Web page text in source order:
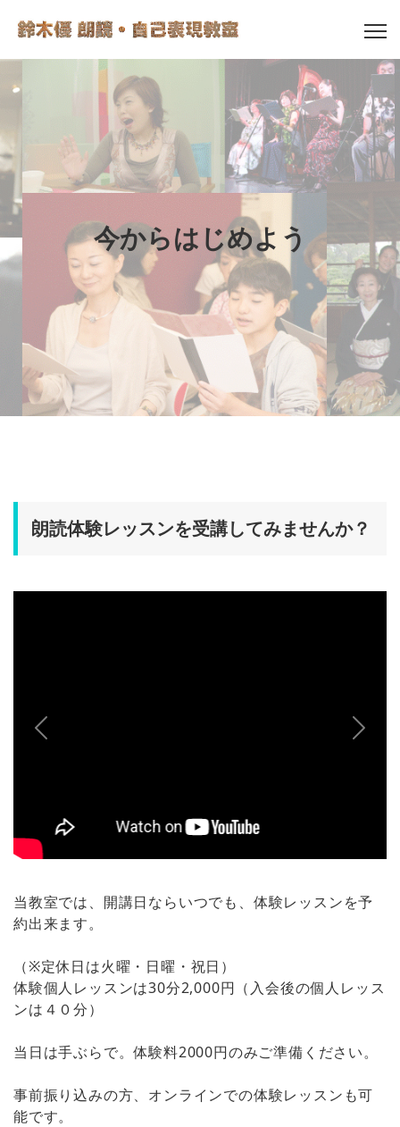
今からはじめよう
朗読体験レッスンを受講してみませんか？
Previous Next
当教室では、開講日ならいつでも、体験レッスンを予
約出来ます。
（※定休日は火曜・日曜・祝日）
体験個人レッスンは30分2,000円（入会後の個人レッス
ンは４０分）
当日は手ぶらで。体験料2000円のみご準備ください。
事前振り込みの方、オンラインでの体験レッスンも可
能です。